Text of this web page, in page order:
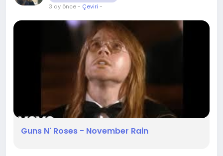
3 ay önce- Çeviri -
Guns N' Roses - November Rain